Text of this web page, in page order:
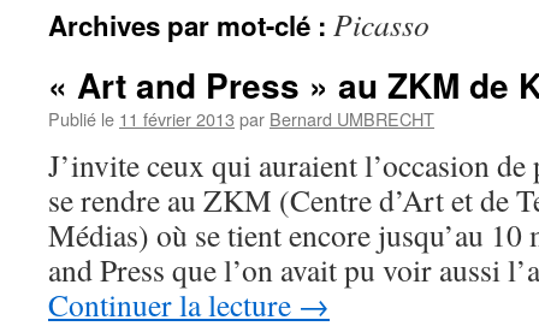
Archives par mot-clé : Picasso
« Art and Press » au ZKM de
Publié le 11 février 2013 par Bernard UMBRECHT
J’invite ceux qui auraient l’occasion
se rendre au ZKM (Centre d’Art et de
Médias) où se tient encore jusqu’au
and Press que l’on avait pu voir aussi
Continuer la lecture →